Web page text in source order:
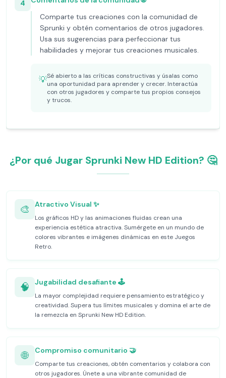
4
Comparte tus creaciones con la comunidad de
Sprunki y obtén comentarios de otros jugadores.
Usa sus sugerencias para perfeccionar tus
habilidades y mejorar tus creaciones musicales.
💡Sé abierto a las críticas constructivas y úsalas como
una oportunidad para aprender y crecer. Interactúa
con otros jugadores y comparte tus propios consejos
y trucos.
¿Por qué Jugar Sprunki New HD Edition? 🤔
🎨 Atractivo Visual ✨
Los gráficos HD y las animaciones fluidas crean una
experiencia estética atractiva. Sumérgete en un mundo de
colores vibrantes e imágenes dinámicas en este Juegos
Retro.
🧠 Jugabilidad desafiante 🕹️
La mayor complejidad requiere pensamiento estratégico y
creatividad. Supera tus límites musicales y domina el arte de
la remezcla en Sprunki New HD Edition.
🌐 Compromiso comunitario 🤝
Comparte tus creaciones, obtén comentarios y colabora con
otros jugadores. Únete a una vibrante comunidad de